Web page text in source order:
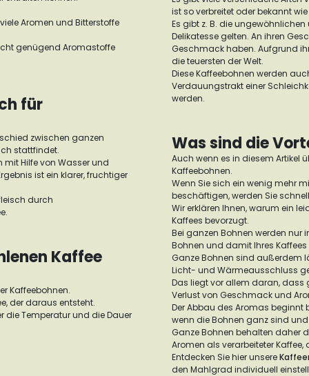
Aromen und Bitterstoffe
genügend Aromastoffe
für
zwischen ganzen
stattfindet.
mit Hilfe von Wasser und
ist ein klarer, fruchtiger
durch
Kaffee
Kaffeebohnen.
der daraus entsteht.
die Temperatur und die Dauer
ist so verbreitet oder bekannt
Es gibt z. B. die
Delikatesse gelten. An ihren
Geschmack haben. Aufgrund
die teuersten der Welt.
Diese Kaffeebohnen werden
Verdauungstrakt einer
werden.
Was sind die
Auch wenn es in diesem Artikel
Kaffeebohnen.
Wenn Sie sich ein wenig mehr
beschäftigen, werden Sie
Wir erklären Ihnen, warum ein
Kaffees bevorzugt.
Bei ganzen Bohnen werden nur
Bohnen und damit Ihres
Ganze Bohnen sind außerdem
Licht- und Wärmeausschluss
Das liegt vor allem daran, dass
Verlust von Geschmack und
Der Abbau des Aromas beginnt
wenn die Bohnen ganz sind
Ganze Bohnen behalten daher
Aromen als verarbeiteter Kaffee,
Entdecken Sie hier unsere
den Mahlgrad individuell